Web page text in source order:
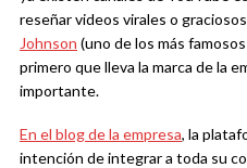
reseñar videos virales o
Johnson (uno de los más
primero que lleva la marca de la
importante.
En el blog de la empresa, la
intención de integrar a toda su